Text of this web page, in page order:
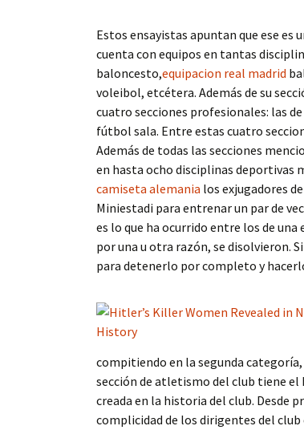
Estos ensayistas apuntan que ese
cuenta con equipos en tantas
baloncesto,equipacion real madrid
voleibol, etcétera. Además de su
cuatro secciones profesionales: las
fútbol sala. Entre estas cuatro
Además de todas las secciones
en hasta ocho disciplinas deportivas
camiseta alemania los exjugadores
Miniestadi para entrenar un par de
es lo que ha ocurrido entre los de una
por una u otra razón, se disolvieron.
para detenerlo por completo y
compitiendo en la segunda
sección de atletismo del club tiene
creada en la historia del club. Desde
complicidad de los dirigentes del